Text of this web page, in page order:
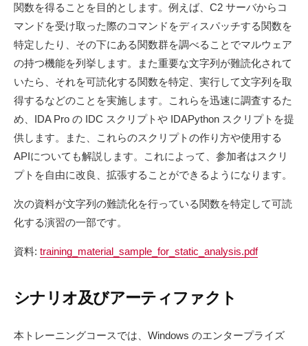
関数を得ることを目的とします。例えば、C2 サーバからコ
マンドを受け取った際のコマンドをディスパッチする関数を
特定したり、その下にある関数群を調べることでマルウェア
の持つ機能を列挙します。また重要な文字列が難読化されて
いたら、それを可読化する関数を特定、実行して文字列を取
得するなどのことを実施します。これらを迅速に調査するた
め、IDA Pro の IDC スクリプトや IDAPython スクリプトを提
供します。また、これらのスクリプトの作り方や使用する
APIについても解説します。これによって、参加者はスクリ
プトを自由に改良、拡張することができるようになります。
次の資料が文字列の難読化を行っている関数を特定して可読
化する演習の一部です。
資料: training_material_sample_for_static_analysis.pdf
シナリオ及びアーティファクト
本トレーニングコースでは、Windows のエンタープライズ